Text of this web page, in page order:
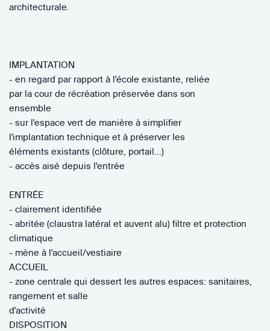
architecturale.
IMPLANTATION
- en regard par rapport à l'école existante, reliée
par la cour de récréation préservée dans son
ensemble
- sur l'espace vert de manière à simplifier
l'implantation technique et à préserver les
éléments existants (clôture, portail...)
- accès aisé depuis l'entrée
ENTRÉE
- clairement identifiée
- abritée (claustra latéral et auvent alu) filtre et protection
climatique
- mène à l'accueil/vestiaire
ACCUEIL
- zone centrale qui dessert les autres espaces: sanitaires,
rangement et salle
d'activité
DISPOSITION